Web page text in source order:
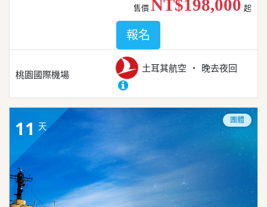
桃園國際機場
土耳其航空 晚去夜回
售價 NT$198,000 起
報名
11 天
團體